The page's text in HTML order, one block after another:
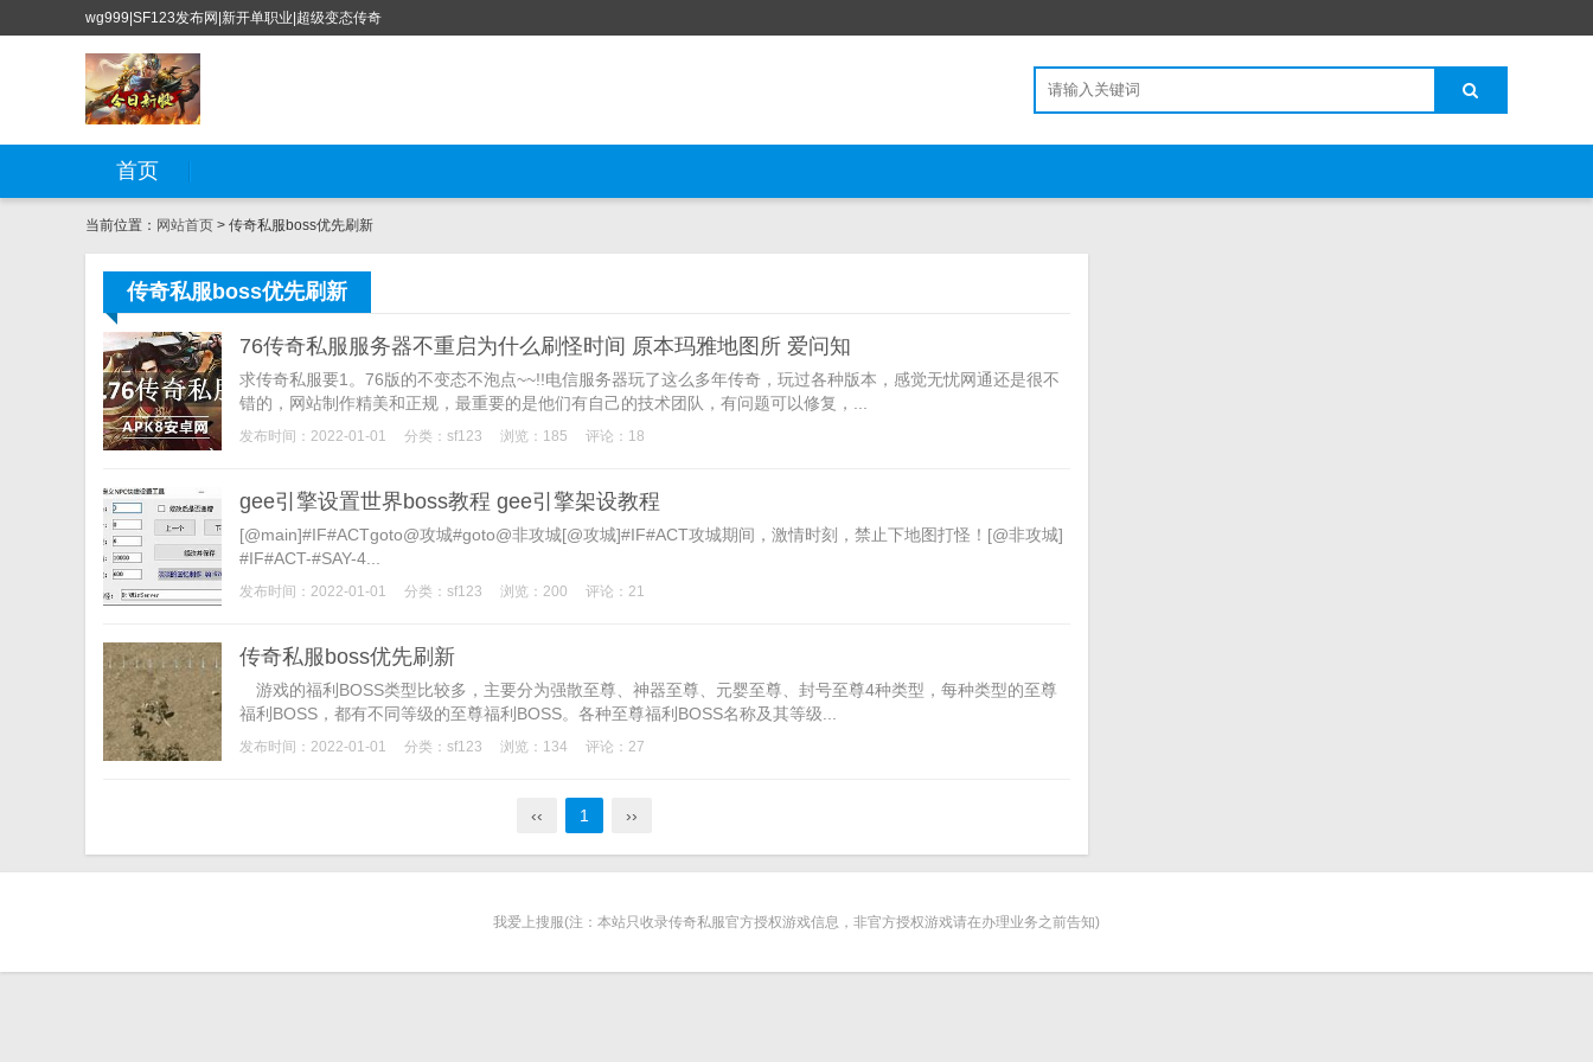
wg999|SF123发布网|新开单职业|超级变态传奇
首页
当前位置： 网站首页 > 传奇私服boss优先刷新
传奇私服boss优先刷新
76传奇私服服务器不重启为什么刷怪时间 原本玛雅地图所 爱问知
求传奇私服要1。76版的不变态不泡点~~!!电信服务器玩了这么多年传奇，玩过各种版本，感觉无忧网通还是很不
错的，网站制作精美和正规，最重要的是他们有自己的技术团队，有问题可以修复，...
发布时间：2022-01-01 分类： sf123 浏览：185 评论：18
gee引擎设置世界boss教程 gee引擎架设教程
[@main]#IF#ACTgoto@攻城#goto@非攻城[@攻城]#IF#ACT攻城期间，激情时刻，禁止下地图打怪！[@非攻城]
#IF#ACT-#SAY-4...
发布时间：2022-01-01 分类： sf123 浏览：200 评论：21
传奇私服boss优先刷新
游戏的福利BOSS类型比较多，主要分为强散至尊、神器至尊、元婴至尊、封号至尊4种类型，每种类型的至尊
福利BOSS，都有不同等级的至尊福利BOSS。各种至尊福利BOSS名称及其等级...
发布时间：2022-01-01 分类： sf123 浏览：134 评论：27
‹‹ 1 ››
我爱上搜服(注：本站只收录传奇私服官方授权游戏信息，非官方授权游戏请在办理业务之前告知)